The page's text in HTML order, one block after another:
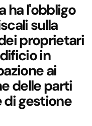
ha l'obbligo
sulla
proprietari
in
ai
delle parti
di gestione